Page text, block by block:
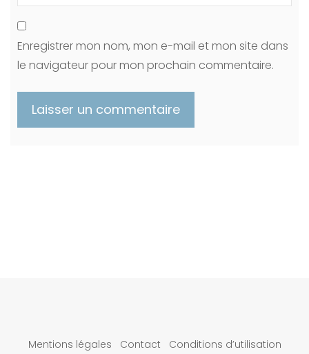
Enregistrer mon nom, mon e-mail et mon site dans
le navigateur pour mon prochain commentaire.
Mentions légales Contact Conditions d’utilisation